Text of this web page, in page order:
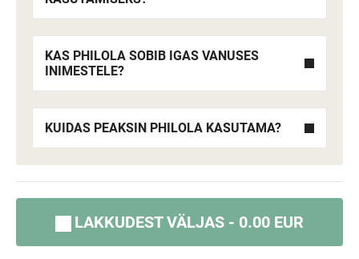
KAS PHILOLA SOBIB IGAS VANUSES
INIMESTELE?
KUIDAS PEAKSIN PHILOLA KASUTAMA?
LAKKUDEST VÄLJAS - 0.00 EUR